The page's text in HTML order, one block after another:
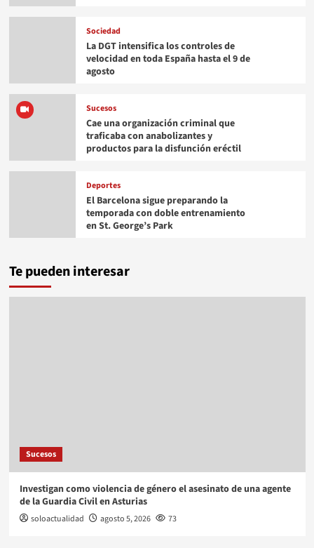
Sociedad
La DGT intensifica los controles de
velocidad en toda España hasta el 9 de
agosto
Sucesos
Cae una organización criminal que
traficaba con anabolizantes y
productos para la disfunción eréctil
Deportes
El Barcelona sigue preparando la
temporada con doble entrenamiento
en St. George’s Park
Te pueden interesar
Sucesos
Investigan como violencia de género el asesinato de una agente
de la Guardia Civil en Asturias
soloactualidad agosto 5, 2026 73